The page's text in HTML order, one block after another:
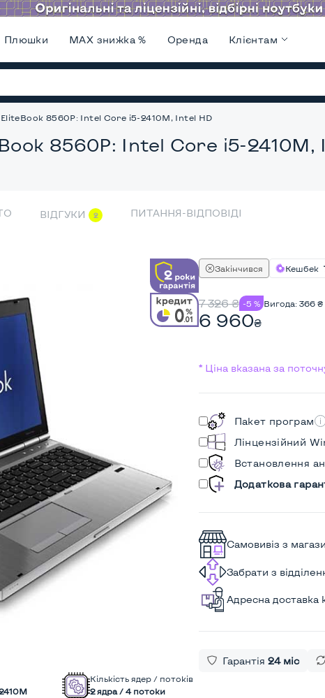
Плюшки MAX знижка % Оренда Клієнтам
8560P: Intel Core i5-2410M, Intel HD
8560P: Intel Core i5-2410M,
ВІДГУКИ 2 ПИТАННЯ-ВІДПОВІДІ
Кількість ядер / потоків
2 ядра / 4 потоки
Закінчився Кешбек
7 326₴ -5 % Вигода: 366₴
6 960₴
* Ціна вказана за
Пакет програм
Лінцензійний
Встановлення
Додаткова
Самовивіз з
Забрати з
Адресна доставка
Гарантія 24 міс